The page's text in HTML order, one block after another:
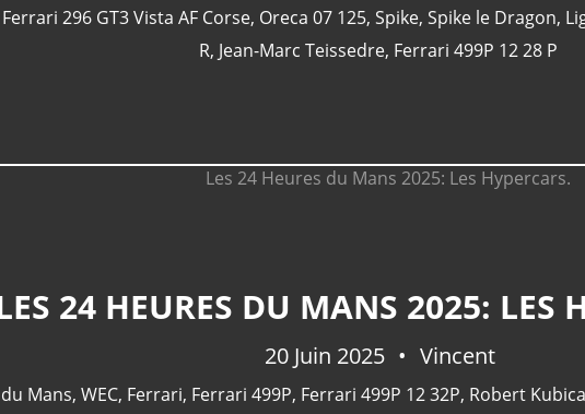
Ferrari 296 GT3 Vista AF Corse, Oreca 07 125, Spike, Spike le Dragon,
R, Jean-Marc Teissedre, Ferrari 499P 12 28 P
24 HEURES DU MANS 2025: LES
20 Juin 2025 Vincent
Mans, WEC, Ferrari, Ferrari 499P, Ferrari 499P 12 32P, Robert Kubica